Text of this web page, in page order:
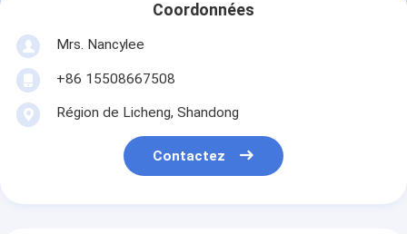
Coordonnées
Mrs. Nancylee
+86 15508667508
Région de Licheng, Shandong
Contactez